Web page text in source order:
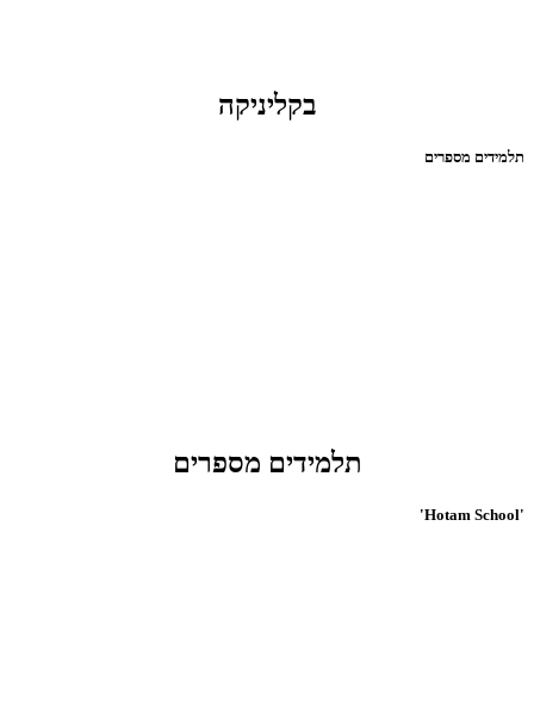
בקליניקה
תלמידים מספרים
תלמידים מספרים
'Hotam School'